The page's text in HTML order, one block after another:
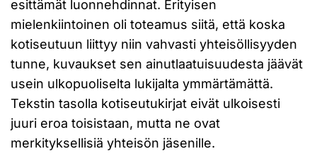
esittämät luonnehdinnat. Erityisen
mielenkiintoinen oli toteamus siitä, että koska
kotiseutuun liittyy niin vahvasti yhteisöllisyyden
tunne, kuvaukset sen ainutlaatuisuudesta jäävät
usein ulkopuoliselta lukijalta ymmärtämättä.
Tekstin tasolla kotiseutukirjat eivät ulkoisesti
juuri eroa toisistaan, mutta ne ovat
merkityksellisiä yhteisön jäsenille.